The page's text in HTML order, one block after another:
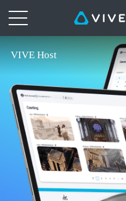
VIVE
Host
概
要
VIVE
VIVE Host